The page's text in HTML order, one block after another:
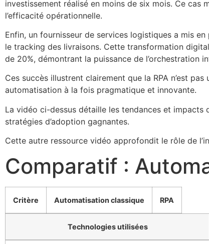
investissement réalisé en moins de six mois. Ce
l’efficacité opérationnelle.
Enfin, un fournisseur de services logistiques a mis
le tracking des livraisons. Cette transformation
de 20%, démontrant la puissance de l’orchestration
Ces succès illustrent clairement que la RPA n’est
automatisation à la fois pragmatique et innovante.
La vidéo ci-dessus détaille les tendances et impacts
stratégies d’adoption gagnantes.
Cette autre ressource vidéo approfondit le rôle de
Comparatif :
Critère
Automatisation classique RPA
Technologies utilisées